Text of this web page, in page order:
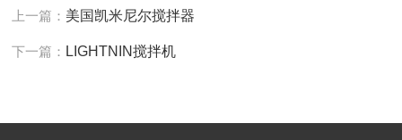
上一篇： 美国凯米尼尔搅拌器
下一篇： LIGHTNIN搅拌机